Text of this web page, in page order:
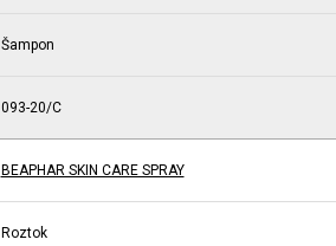
Šampon
093-20/C
BEAPHAR SKIN CARE SPRAY
Roztok